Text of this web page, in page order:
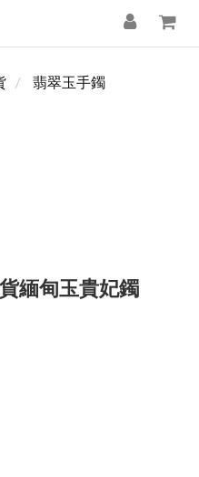
翡翠玉手鐲
緬甸玉貴妃鐲